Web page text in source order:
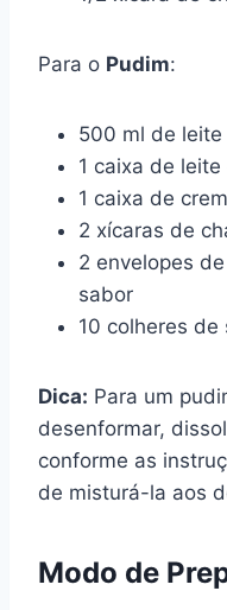
Para o Pudim:
500 ml de leite
1 caixa de
1 caixa de
2 xícaras de
2 envelopes
sabor
10 colheres de
Dica: Para um
desenformar,
conforme as
de misturá-la aos
Modo de